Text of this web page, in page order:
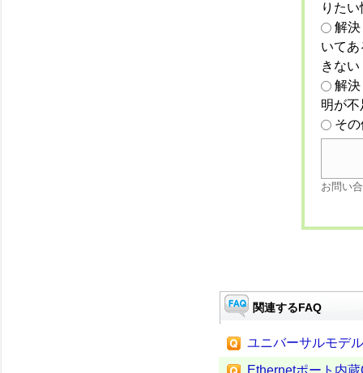
りた
解
いて
きない
解
明が
そ
お問い
関連するFAQ
ユニバーサルモデ
Ethernetポート内